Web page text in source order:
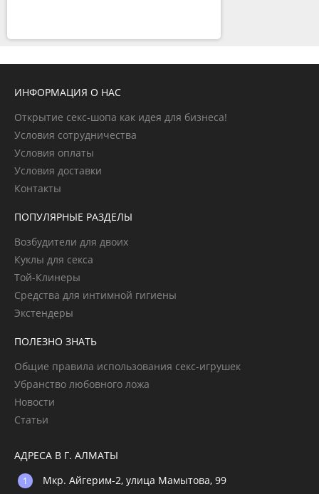
ИНФОРМАЦИЯ О НАС
Открытие секс-шопа как идея для бизнеса!
Условия сотрудничества
Условия оплаты
Условия доставки
Контакты
ПОПУЛЯРНЫЕ РАЗДЕЛЫ
Возбудители для двоих
Куклы для секса
Той-Клинеры
Средства для интимной гигиены
Экстендеры
ПОЛЕЗНО ЗНАТЬ
Общие правила использования секс-игрушек
Убранство любовного ложа
Новости
Статьи
АДРЕСА В Г. АЛМАТЫ
Мкр. Айгерим-2, улица Мамытова, 99